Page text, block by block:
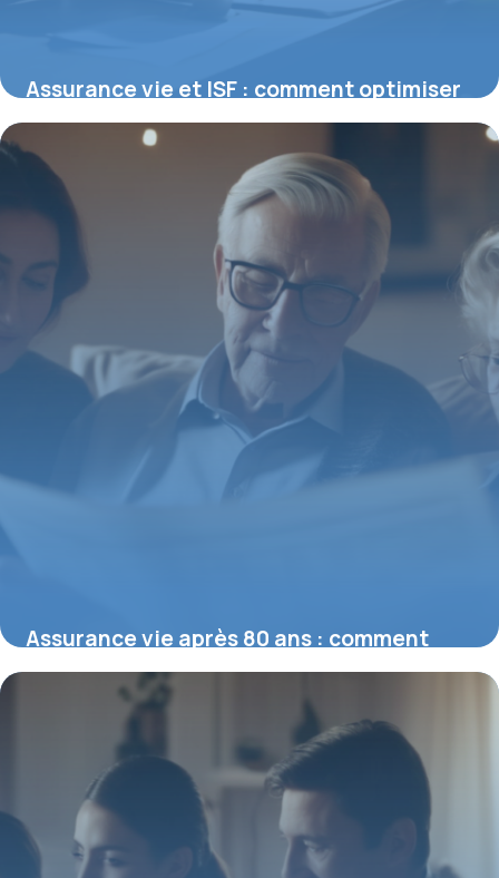
Assurance vie et ISF : comment optimiser
votre patrimoine et réduire vos impôts
5 janvier 2026
Assurance vie après 80 ans : comment
optimiser votre patrimoine
29 décembre 2025